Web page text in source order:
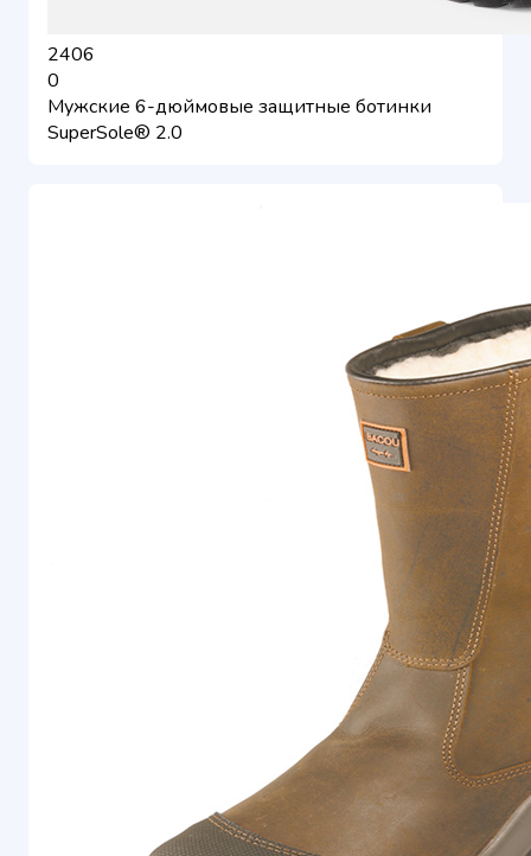
2406
0
Мужские 6-дюймовые защитные ботинки
SuperSole® 2.0